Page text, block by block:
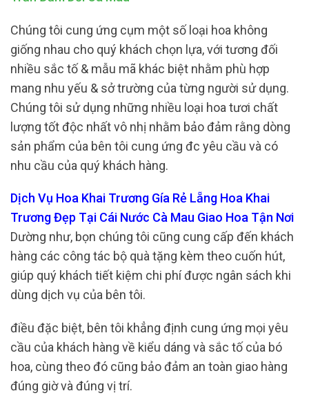
Chúng tôi cung ứng cụm một số loại hoa không
giống nhau cho quý khách chọn lựa, với tương đối
nhiều sắc tố & mẫu mã khác biệt nhằm phù hợp
mang nhu yếu & sở trường của từng người sử dụng.
Chúng tôi sử dụng những nhiều loại hoa tươi chất
lượng tốt độc nhất vô nhị nhằm bảo đảm rằng dòng
sản phẩm của bên tôi cung ứng đc yêu cầu và có
nhu cầu của quý khách hàng.
Dịch Vụ Hoa Khai Trương Gía Rẻ Lẵng Hoa Khai
Trương Đẹp Tại Cái Nước Cà Mau Giao Hoa Tận Nơi
Dường như, bọn chúng tôi cũng cung cấp đến khách
hàng các công tác bộ quà tặng kèm theo cuốn hút,
giúp quý khách tiết kiệm chi phí được ngân sách khi
dùng dịch vụ của bên tôi.
điều đặc biệt, bên tôi khẳng định cung ứng mọi yêu
cầu của khách hàng về kiểu dáng và sắc tố của bó
hoa, cùng theo đó cũng bảo đảm an toàn giao hàng
đúng giờ và đúng vị trí.